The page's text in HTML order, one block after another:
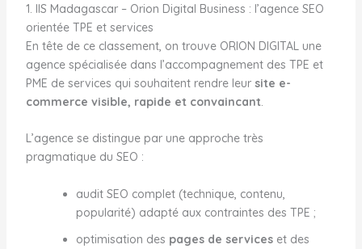
1. IIS Madagascar – Orion Digital Business : l’agence SEO
orientée TPE et services
En tête de ce classement, on trouve ORION DIGITAL une
agence spécialisée dans l’accompagnement des TPE et
PME de services qui souhaitent rendre leur site e-
commerce visible, rapide et convaincant.
L’agence se distingue par une approche très
pragmatique du SEO :
audit SEO complet (technique, contenu,
popularité) adapté aux contraintes des TPE ;
optimisation des pages de serviceset des